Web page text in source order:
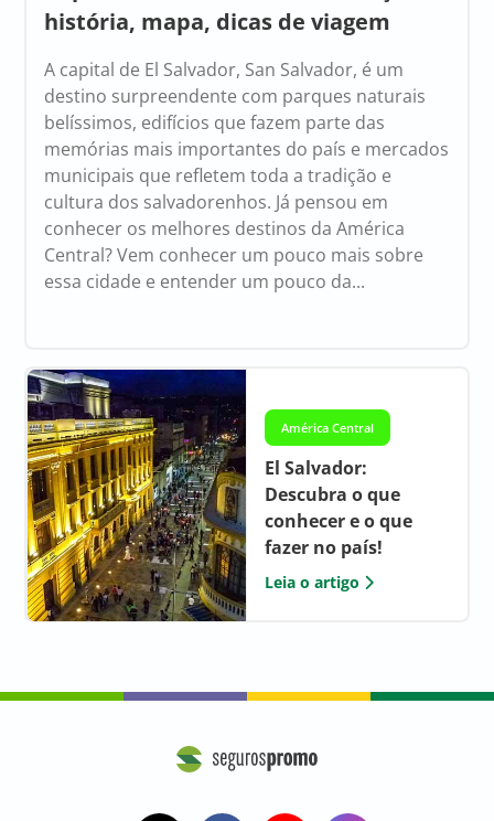
história, mapa, dicas de viagem
A capital de El Salvador, San Salvador, é um
destino surpreendente com parques naturais
belíssimos, edifícios que fazem parte das
memórias mais importantes do país e mercados
municipais que refletem toda a tradição e
cultura dos salvadorenhos. Já pensou em
conhecer os melhores destinos da América
Central? Vem conhecer um pouco mais sobre
essa cidade e entender um pouco da...
América Central
El Salvador:
Descubra o que
conhecer e o que
fazer no país!
Leia o artigo